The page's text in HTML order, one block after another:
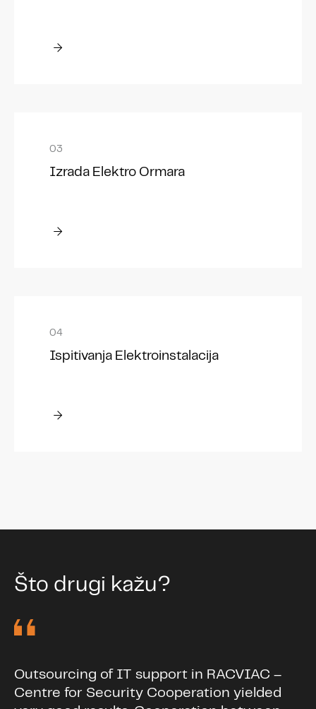
Izrada Elektro Ormara
Ispitivanja Elektroinstalacija
Što drugi kažu?
Outsourcing of IT support in RACVIAC –
Centre for Security Cooperation yielded